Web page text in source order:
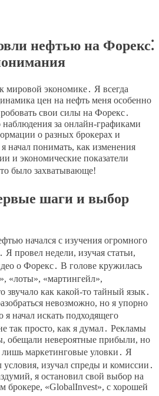
нефтью на Форекс⁚
мировой экономике․ Я всегда
цен на нефть меня особенно
свои силы на Форекс․
наблюдения за онлайн-графиками
о разных брокерах и
начал понимать, как изменения
и экономические показатели
было захватывающе!
шаги и выбор
начался с изучения огромного
провел недели, изучая статьи,
о Форекс․ В голове кружилась
«лоты», «мартингейл»,
звучало как какой-то тайный язык․
невозможно, но я упорно
начал искать подходящего
так просто, как я думал․ Рекламы
обещали невероятные прибыли, но
лишь маркетинговые уловки․ Я
изучал спреды и комиссии․
я остановил свой выбор на
брокере, «GlobalInvest», с хорошей